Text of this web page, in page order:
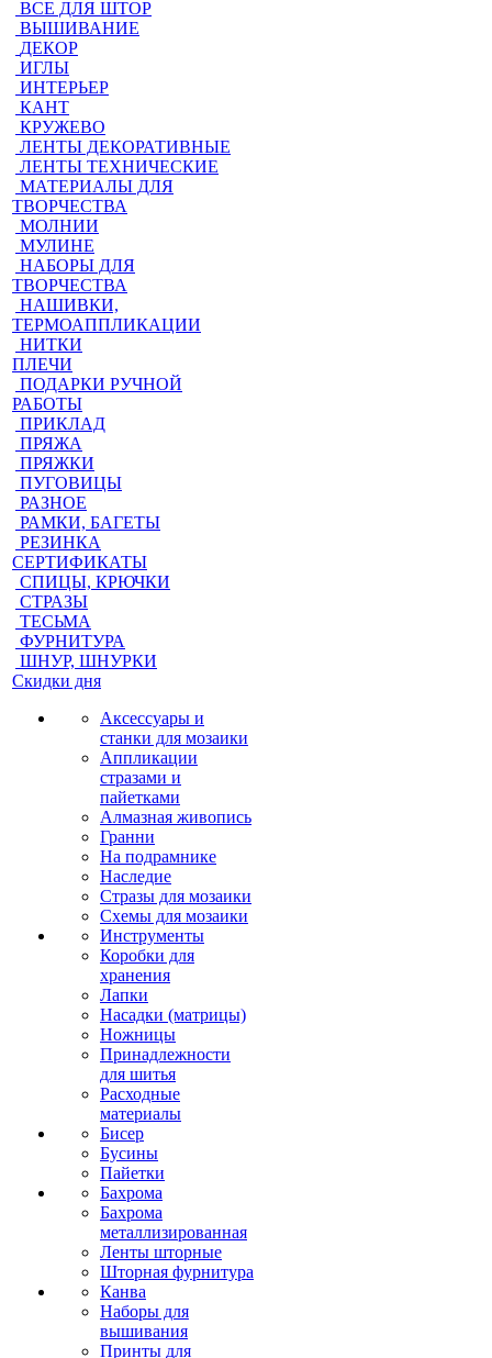
ВСЕ ДЛЯ ШТОР
ВЫШИВАНИЕ
ДЕКОР
ИГЛЫ
ИНТЕРЬЕР
КАНТ
КРУЖЕВО
ЛЕНТЫ ДЕКОРАТИВНЫЕ
ЛЕНТЫ ТЕХНИЧЕСКИЕ
МАТЕРИАЛЫ ДЛЯ
ТВОРЧЕСТВА
МОЛНИИ
МУЛИНЕ
НАБОРЫ ДЛЯ
ТВОРЧЕСТВА
НАШИВКИ,
ТЕРМОАППЛИКАЦИИ
НИТКИ
ПЛЕЧИ
ПОДАРКИ РУЧНОЙ
РАБОТЫ
ПРИКЛАД
ПРЯЖА
ПРЯЖКИ
ПУГОВИЦЫ
РАЗНОЕ
РАМКИ, БАГЕТЫ
РЕЗИНКА
СЕРТИФИКАТЫ
СПИЦЫ, КРЮЧКИ
СТРАЗЫ
ТЕСЬМА
ФУРНИТУРА
ШНУР, ШНУРКИ
Скидки дня
Аксессуары и
станки для мозаики
Аппликации
стразами и
пайетками
Алмазная живопись
Гранни
На подрамнике
Наследие
Стразы для мозаики
Схемы для мозаики
Инструменты
Коробки для
хранения
Лапки
Насадки (матрицы)
Ножницы
Принадлежности
для шитья
Расходные
материалы
Бисер
Бусины
Пайетки
Бахрома
Бахрома
металлизированная
Ленты шторные
Шторная фурнитура
Канва
Наборы для
вышивания
Принты для